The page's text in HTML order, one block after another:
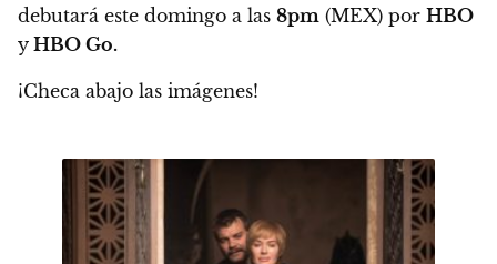
debutará este domingo a las 8pm (MEX) por HBO
y HBO Go.
¡Checa abajo las imágenes!